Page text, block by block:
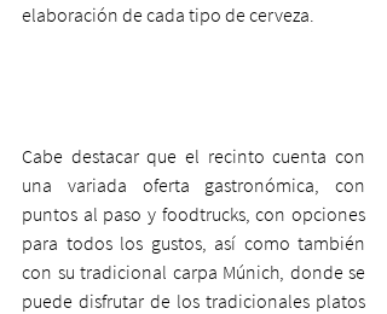
elaboración de cada tipo de cerveza.
Cabe destacar que el recinto cuenta con
una variada oferta gastronómica, con
puntos al paso y foodtrucks, con opciones
para todos los gustos, así como también
con su tradicional carpa Múnich, donde se
puede disfrutar de los tradicionales platos